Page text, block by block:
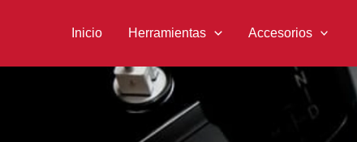
Inicio Herramientas Accesorios